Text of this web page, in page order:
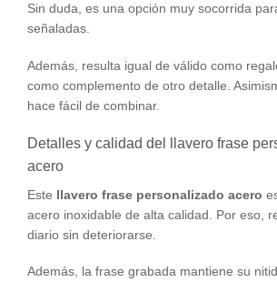
Sin duda, es una opción muy socorrida
señaladas.
Además, resulta igual de válido como
como complemento de otro detalle.
hace fácil de combinar.
Detalles y calidad del llavero frase
acero
Este llavero frase personalizado acero
acero inoxidable de alta calidad. Por eso,
diario sin deteriorarse.
Además, la frase grabada mantiene su